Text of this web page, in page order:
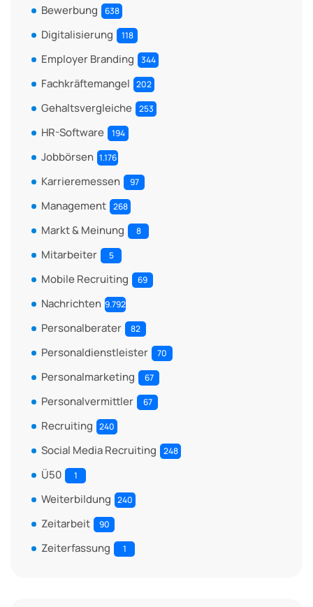
Bewerbung 638
Digitalisierung 118
Employer Branding 344
Fachkräftemangel 202
Gehaltsvergleiche 253
HR-Software 194
Jobbörsen 1.176
Karrieremessen 97
Management 268
Markt & Meinung 8
Mitarbeiter 5
Mobile Recruiting 69
Nachrichten 9.792
Personalberater 82
Personaldienstleister 70
Personalmarketing 67
Personalvermittler 67
Recruiting 240
Social Media Recruiting 248
Ü50 1
Weiterbildung 240
Zeitarbeit 90
Zeiterfassung 1